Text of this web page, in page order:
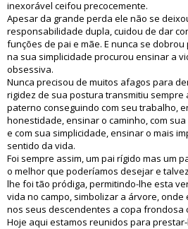
inexorável ceifou precocemente.
Apesar da grande perda ele não se
responsabilidade dupla, cuidou de dar
funções de pai e mãe. E nunca se
na sua simplicidade procurou ensinar a
obsessiva.
Nunca precisou de muitos afagos para
rigidez de sua postura transmitiu sempre
paterno conseguindo com seu trabalho,
honestidade, ensinar o caminho, com
e com sua simplicidade, ensinar o mais
sentido da vida.
Foi sempre assim, um pai rígido mas um
o melhor que poderíamos desejar e
lhe foi tão pródiga, permitindo-lhe esta
vida no campo, simbolizar a árvore, onde
nos seus descendentes a copa frondosa
Hoje aqui estamos reunidos para